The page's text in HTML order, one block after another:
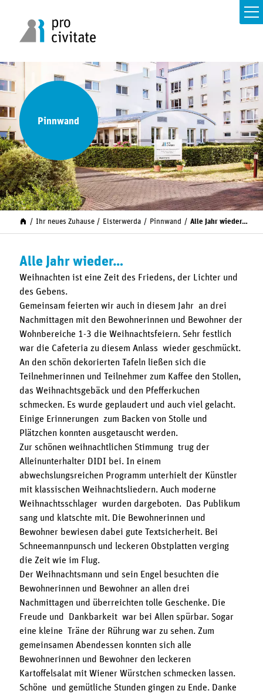
Pinnwand
Ihr neues Zuhause Elsterwerda Pinnwand Alle Jahr wieder…
Alle Jahr wieder…
Weihnachten ist eine Zeit des Friedens, der Lichter und
des Gebens.
Gemeinsam feierten wir auch in diesem Jahr an drei
Nachmittagen mit den Bewohnerinnen und Bewohner der
Wohnbereiche 1-3 die Weihnachtsfeiern. Sehr festlich
war die Cafeteria zu diesem Anlass wieder geschmückt.
An den schön dekorierten Tafeln ließen sich die
Teilnehmerinnen und Teilnehmer zum Kaffee den Stollen,
das Weihnachtsgebäck und den Pfefferkuchen
schmecken. Es wurde geplaudert und auch viel gelacht.
Einige Erinnerungen zum Backen von Stolle und
Plätzchen konnten ausgetauscht werden.
Zur schönen weihnachtlichen Stimmung trug der
Alleinunterhalter DIDI bei. In einem
abwechslungsreichen Programm unterhielt der Künstler
mit klassischen Weihnachtsliedern. Auch moderne
Weihnachtsschlager wurden dargeboten. Das Publikum
sang und klatschte mit. Die Bewohnerinnen und
Bewohner bewiesen dabei gute Textsicherheit. Bei
Schneemannpunsch und leckeren Obstplatten verging
die Zeit wie im Flug.
Der Weihnachtsmann und sein Engel besuchten die
Bewohnerinnen und Bewohner an allen drei
Nachmittagen und überreichten tolle Geschenke. Die
Freude und Dankbarkeit war bei Allen spürbar. Sogar
eine kleine Träne der Rührung war zu sehen. Zum
gemeinsamen Abendessen konnten sich alle
Bewohnerinnen und Bewohner den leckeren
Kartoffelsalat mit Wiener Würstchen schmecken lassen.
Schöne und gemütliche Stunden gingen zu Ende. Danke